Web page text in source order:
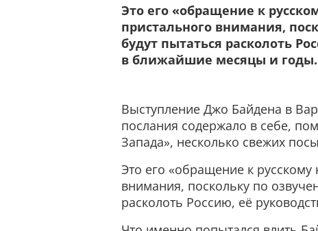
Это его «обращение к
пристального внимания,
будут пытаться расколоть
в ближайшие месяцы и годы.
Выступление Джо Байдена в
послания содержало в себе,
Запада», несколько свежих
Это его «обращение к русскому
внимания, поскольку по
расколоть Россию, её